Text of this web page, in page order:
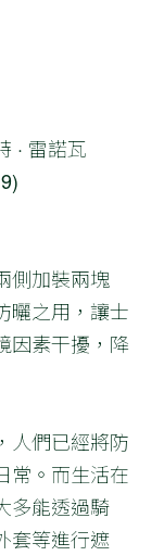
· 雷諾瓦
側加裝兩塊
曬之用，讓士
因素干擾，降
人們已經將防
常。而生活在
多能透過騎
套等進行遮